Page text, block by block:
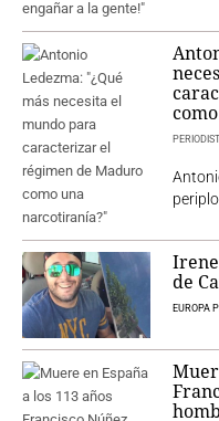
de
EUROPA